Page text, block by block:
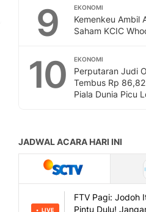
9 EKONOMI
Kemenkeu Ambil
Saham KCIC
10 EKONOMI
Perputaran Judi
Tembus Rp
Piala Dunia Picu